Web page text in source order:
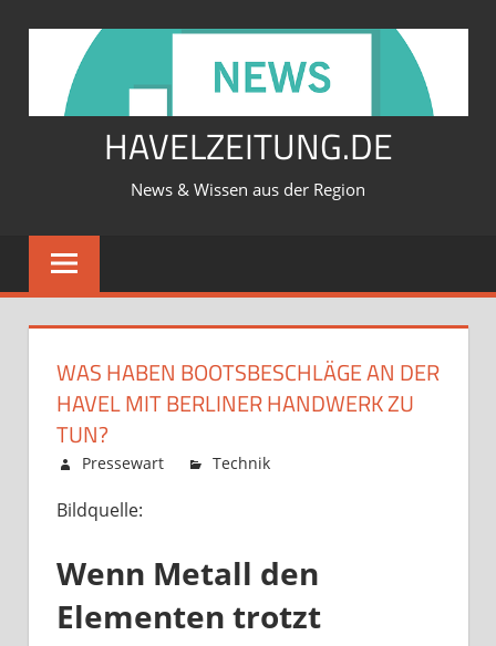
springen
HAVELZEITUNG.DE
News & Wissen aus der Region
WAS HABEN BOOTSBESCHLÄGE AN DER
HAVEL MIT BERLINER HANDWERK ZU
TUN?
Februar 12, 2026
Pressewart Technik
Bildquelle:
Wenn Metall den
Elementen trotzt